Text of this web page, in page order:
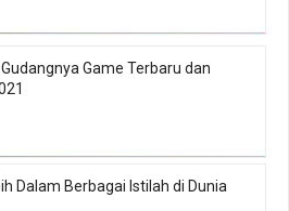
Game Terbaru dan
Dalam Berbagai Istilah di Dunia